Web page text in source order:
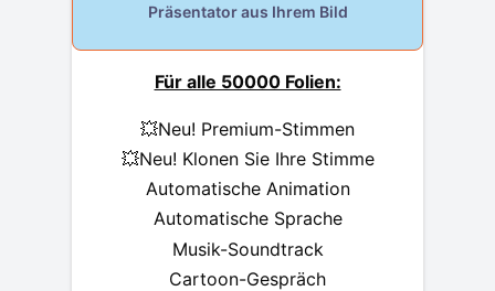
Präsentator aus Ihrem Bild
Für alle 50000 Folien:
💥Neu! Premium-Stimmen
💥Neu! Klonen Sie Ihre Stimme
Automatische Animation
Automatische Sprache
Musik-Soundtrack
Cartoon-Gespräch